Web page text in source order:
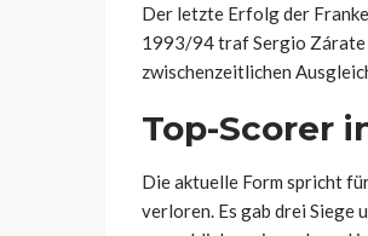
Der letzte Erfolg der
1993/94 traf Sergio Zárate
zwischenzeitlichen
Top-Scorer
Die aktuelle Form spricht
verloren. Es gab drei Siege